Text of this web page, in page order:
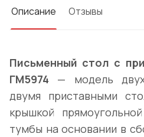
Описание Отзывы
Письменный стол с
ГМ5974 — модель
двумя приставными
крышкой
тумбы на основании в